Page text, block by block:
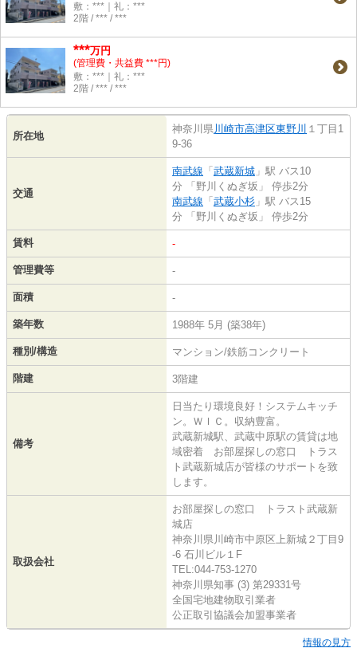
敷：***｜礼：***
2階 / *** / ***
***万円
(管理費・共益費 ***円)
敷：***｜礼：***
2階 / *** / ***
所在地
神奈川県川崎市高津区東野川 １丁目1
9-36
交通
南武線 「 武蔵新城 」駅 バス10
分 「野川くぬぎ坂」 停歩2分
南武線 「 武蔵小杉 」駅 バス15
分 「野川くぬぎ坂」 停歩2分
賃料 -
管理費等 -
面積 -
築年数 1988年 5月 (築38年)
種別/構造 マンション/鉄筋コンクリート
階建 3階建
備考
日当たり環境良好！システムキッチ
ン。ＷＩＣ。収納豊富。
武蔵新城駅、武蔵中原駅の賃貸は地
域密着 お部屋探しの窓口 トラス
ト武蔵新城店が皆様のサポートを致
します。
取扱会社
お部屋探しの窓口 トラスト武蔵新
城店
神奈川県川崎市中原区上新城２丁目9
-6 石川ビル１F
TEL:044-753-1270
神奈川県知事 (3) 第29331号
全国宅地建物取引業者
公正取引協議会加盟事業者
情報の見方